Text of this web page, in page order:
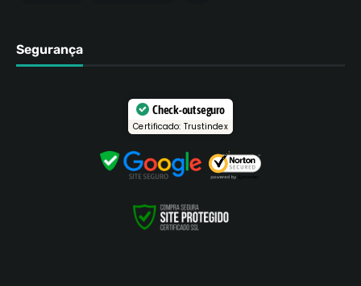
Segurança
Check-out seguro
Certificado: Trustindex